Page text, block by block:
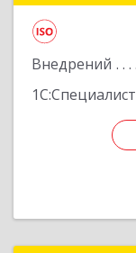
Внедрений
1С:Специалист